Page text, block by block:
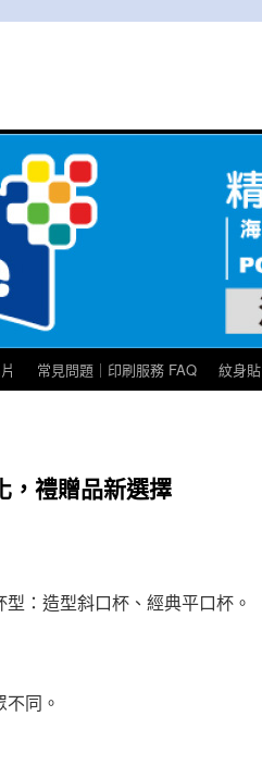
常見問題｜印刷服務 FAQ 紋身貼
，禮贈品新選擇
：造型斜口杯、經典平口杯。
同。